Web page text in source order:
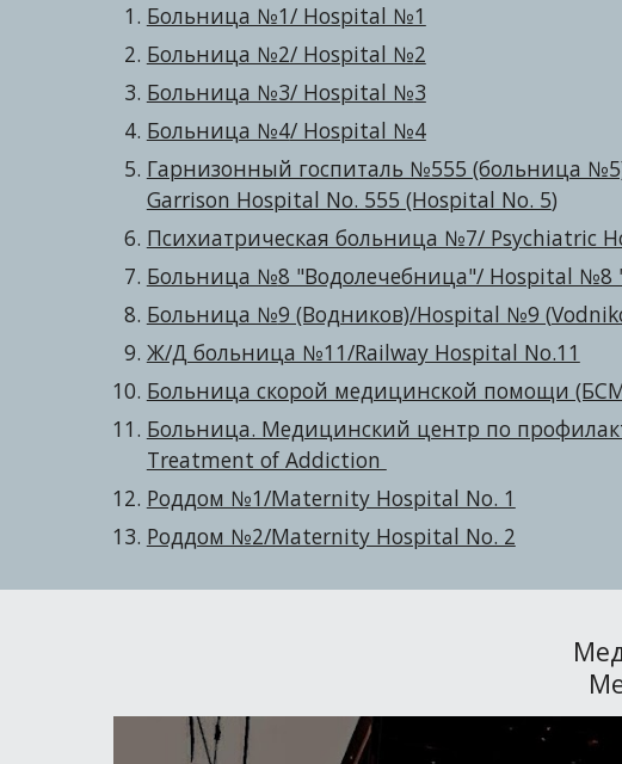
Больница №1/ Hospital №1
Больница №2/ Hospital №2
Больница №3/ Hospital №3
Больница №4/ Hospital №4
Гарнизонный госпиталь №555 (больница
Garrison Hospital No. 555 (Hospital No. 5)
Психиатрическая больница №7/ Psychiatric
Больница №8 "Водолечебница"/ Hospital №8
Больница №9 (Водников)/Hospital №9 (
Ж/Д больница №11/Railway Hospital No.11
Больница скорой медицинской помощи
Больница. Медицинский центр по
Treatment of Addiction
Роддом №1/Maternity Hospital No. 1
Роддом №2/Maternity Hospital No. 2